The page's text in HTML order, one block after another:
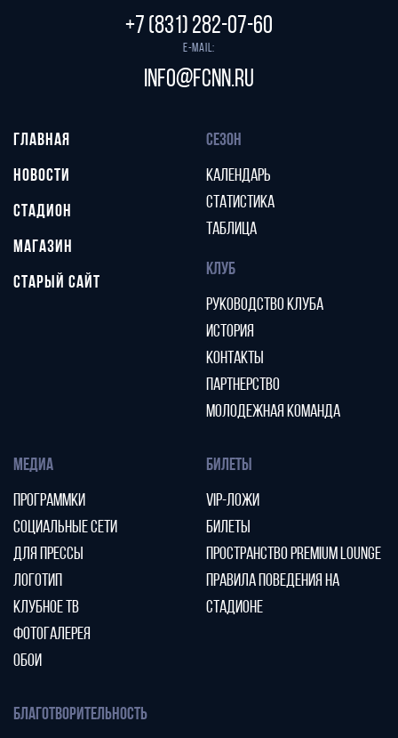
+7 (831) 282-07-60
E-mail:
info@fcnn.ru
ГЛАВНАЯ
НОВОСТИ
СТАДИОН
МАГАЗИН
СТАРЫЙ САЙТ
СЕЗОН
КАЛЕНДАРЬ
СТАТИСТИКА
ТАБЛИЦА
КЛУБ
РУКОВОДСТВО КЛУБА
ИСТОРИЯ
КОНТАКТЫ
ПАРТНЕРСТВО
МОЛОДЕЖНАЯ КОМАНДА
МЕДИА
ПРОГРАММКИ
СОЦИАЛЬНЫЕ СЕТИ
ДЛЯ ПРЕССЫ
ЛОГОТИП
КЛУБНОЕ ТВ
ФОТОГАЛЕРЕЯ
ОБОИ
БИЛЕТЫ
VIP-ЛОЖИ
БИЛЕТЫ
ПРОСТРАНСТВО PREMIUM LOUNGE
ПРАВИЛА ПОВЕДЕНИЯ НА
СТАДИОНЕ
БЛАГОТВОРИТЕЛЬНОСТЬ